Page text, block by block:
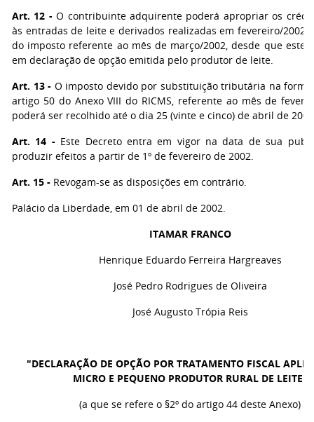
Art. 12 -O contribuinte adquirente poderá apropriar os
às entradas de leite e derivados realizadas em fevereiro/2002
do imposto referente ao mês de março/2002, desde que
em declaração de opção emitida pelo produtor de leite.
Art. 13 - O imposto devido por substituição tributária na
artigo 50 do Anexo VIII do RICMS, referente ao mês de
poderá ser recolhido até o dia 25 (vinte e cinco) de abril de
Art. 14 -Este Decreto entra em vigor na data de sua
produzir efeitos a partir de 1º de fevereiro de 2002.
Art. 15 - Revogam-se as disposições em contrário.
Palácio da Liberdade, em 01 de abril de 2002.
ITAMAR FRANCO
Henrique Eduardo Ferreira Hargreaves
José Pedro Rodrigues de Oliveira
José Augusto Trópia Reis
"DECLARAÇÃO DE OPÇÃO POR TRATAMENTO FISCAL
MICRO E PEQUENO PRODUTOR RURAL DE LEITE"
(a que se refere o §2º do artigo 44 deste Anexo)